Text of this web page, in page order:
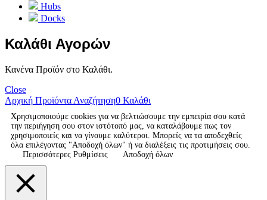
Hubs
Docks
Καλάθι Αγορών
Κανένα Προϊόν στο Καλάθι.
Close
Αρχική Προϊόντα Αναζήτηση0 Καλάθι
Χρησιμοποιούμε cookies για να βελτιώσουμε την εμπειρία σου κατά
την περιήγηση σου στον ιστότοπό μας, να καταλάβουμε πως τον
χρησιμοποιείς και να γίνουμε καλύτεροι. Μπορείς να τα αποδεχθείς
όλα επιλέγοντας "Αποδοχή όλων" ή να διαλέξεις τις προτιμήσεις σου.
Περισσότερες Ρυθμίσεις
Αποδοχή όλων